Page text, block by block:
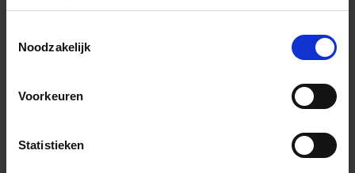
Noodzakelijk
Voorkeuren
Statistieken